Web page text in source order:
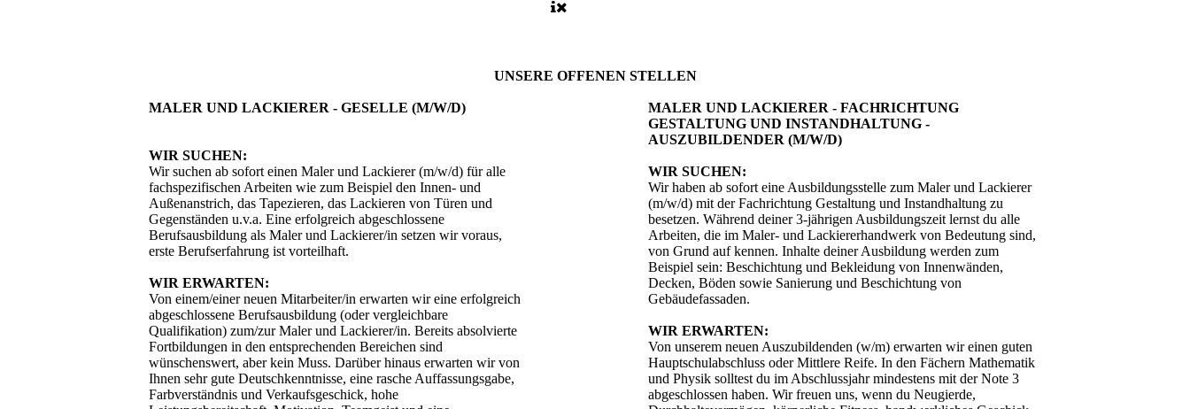
UNSERE OFFENEN STELLEN
MALER UND LACKIERER - GESELLE (M/W/D)
WIR SUCHEN:
Wir suchen ab sofort einen Maler und Lackierer (m/w/d) für alle
fachspezifischen Arbeiten wie zum Beispiel den Innen- und
Außenanstrich, das Tapezieren, das Lackieren von Türen und
Gegenständen u.v.a. Eine erfolgreich abgeschlossene
Berufsausbildung als Maler und Lackierer/in setzen wir voraus,
erste Berufserfahrung ist vorteilhaft.
WIR ERWARTEN:
Von einem/einer neuen Mitarbeiter/in erwarten wir eine erfolgreich
abgeschlossene Berufsausbildung (oder vergleichbare
Qualifikation) zum/zur Maler und Lackierer/in. Bereits absolvierte
Fortbildungen in den entsprechenden Bereichen sind
wünschenswert, aber kein Muss. Darüber hinaus erwarten wir von
Ihnen sehr gute Deutschkenntnisse, eine rasche Auffassungsgabe,
Farbverständnis und Verkaufsgeschick, hohe
MALER UND LACKIERER - FACHRICHTUNG
GESTALTUNG UND INSTANDHALTUNG -
AUSZUBILDENDER (M/W/D)
WIR SUCHEN:
Wir haben ab sofort eine Ausbildungsstelle zum Maler und Lackierer
(m/w/d) mit der Fachrichtung Gestaltung und Instandhaltung zu
besetzen. Während deiner 3-jährigen Ausbildungszeit lernst du alle
Arbeiten, die im Maler- und Lackierer­hand­werk von Bedeutung sind,
von Grund auf kennen. Inhalte deiner Ausbildung werden zum
Beispiel sein: Beschichtung und Bekleidung von Innenwänden,
Decken, Böden sowie Sanierung und Beschichtung von
Gebäudefassaden.
WIR ERWARTEN:
Von unserem neuen Auszubildenden (w/m) erwarten wir einen guten
Hauptschulabschluss oder Mittlere Reife. In den Fächern Mathematik
und Physik solltest du im Abschlussjahr mindestens mit der Note 3
abgeschlossen haben. Wir freuen uns, wenn du Neugierde,